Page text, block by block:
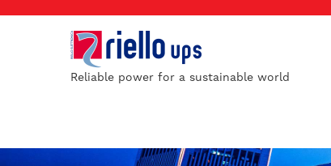
Reliable power for a sustainable world